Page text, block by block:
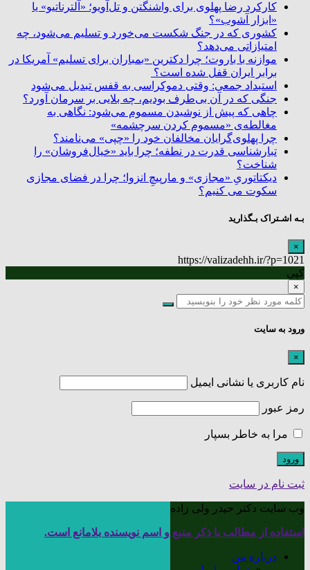
کارکرد رضا پهلوی برای واشنگتن و تل‌آویو؛ «آلترناتیو» یا
«ابزار آشوب»؟
کشوری که در جنگ شکست می‌خورد و تسلیم می‌شود، چه
امتیازاتی می‌دهد؟
موازنه با باروت؛ چرا دکترین «بمباران برای تسلیم» آمریکا در
برابر ایران قفل شده است؟
استبداد جمعی: وقتی دموکراسی به قفس تبدیل می‌شود
جنگی که در آن بی‌طرف بودیم، چه بلایی بر سرمان آورد؟
چاهی که پیش از نوشیدن مسموم می‌شود: نگاهی به
مغالطه‌ی «مسموم کردن سرچشمه»
چرا پهلوی‌گرایان مخالفان خود را «چپی» می‌نامند؟
تبارشناسی قدرت در نطفه؛ چرا باید «خیال‌فروشان» را
شناخت؟
دیکتاتوریِ «مجازی» و مارپیچِ انزوا؛ چرا در فضای مجازی
سکوت می کنیم؟
بـه اشـتراک بـگذارید
×
https://valizadehh.ir/?p=1021
کپی
×
ورود به سایت
×
نام کاربری یا نشانی ایمیل
رمز عبور
مرا به خاطر بسپار
ثبت نام در سایت
وب سایت دکتر حیدر ولی زاده
استفاده از مطالب با ذکر منبع و اسم نویسنده بلامانع است.
درباره من